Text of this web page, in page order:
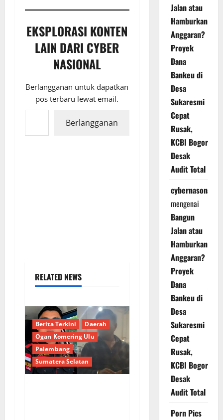
EKSPLORASI KONTEN
LAIN DARI CYBER
NASIONAL
Berlangganan untuk dapatkan
pos terbaru lewat email.
Ketikkan email Anda...
Berlangganan
RELATED NEWS
Berita Terkini
Daerah
Ogan Komering Ulu
Palembang
Sumatera Selatan
Jalan atau
Hamburkan
Anggaran?
Proyek
Dana
Bankeu di
Desa
Sukaresmi
Cepat
Rusak,
KCBI Bogor
Desak
Audit Total
cybernasonal
mengenai
Bangun
Jalan atau
Hamburkan
Anggaran?
Proyek
Dana
Bankeu di
Desa
Sukaresmi
Cepat
Rusak,
KCBI Bogor
Desak
Audit Total
Porn Pics